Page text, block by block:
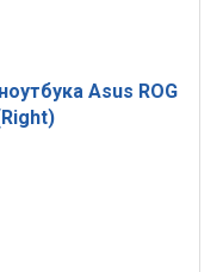
Asus ROG